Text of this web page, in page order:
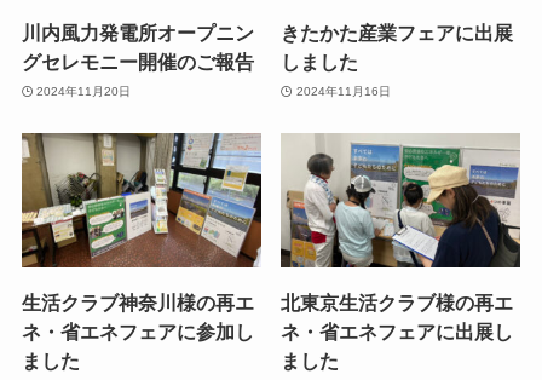
川内風力発電所オープニン
グセレモニー開催のご報告
2024年11月20日
きたかた産業フェアに出展
しました
2024年11月16日
生活クラブ神奈川様の再エ
ネ・省エネフェアに参加し
ました
北東京生活クラブ様の再エ
ネ・省エネフェアに出展し
ました